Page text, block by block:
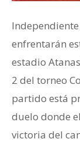
enfrentarán
estadio
2 del torneo
partido está
duelo donde
victoria del